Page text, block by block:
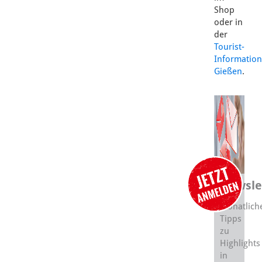
Shop
oder in
der
Tourist-
Information
Gießen.
Tipps
zu
Highlights
in